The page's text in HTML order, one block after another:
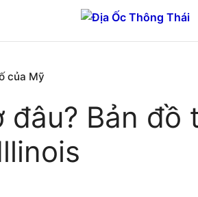
của Mỹ
đâu? Bản đồ